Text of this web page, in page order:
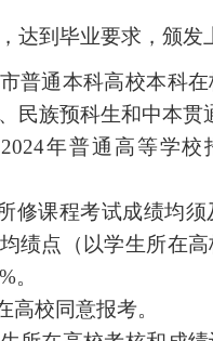
达到毕业要求，颁发
普通本科高校本科
民族预科生和中本贯
年普通高等学
修课程考试成绩均
绩点（以学生所在
。
高校同意报考。